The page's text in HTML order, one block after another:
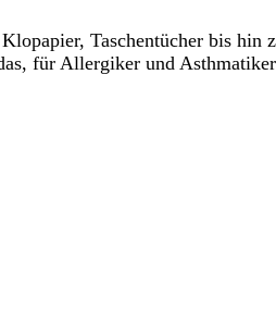
Taschentücher bis
für Allergiker und